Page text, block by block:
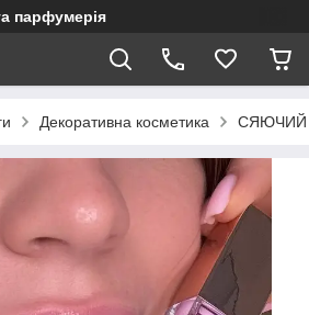
парфумерія
Декоративна косметика СЯЮЧИЙ